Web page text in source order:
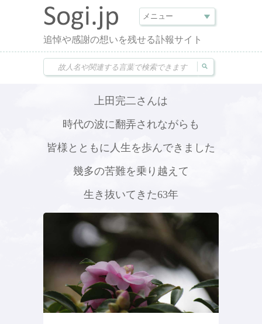
追悼や感謝の想いを残せる訃報サイト
上田完二さんは
時代の波に翻弄されながらも
皆様とともに人生を歩んできました
幾多の苦難を乗り越えて
生き抜いてきた63年